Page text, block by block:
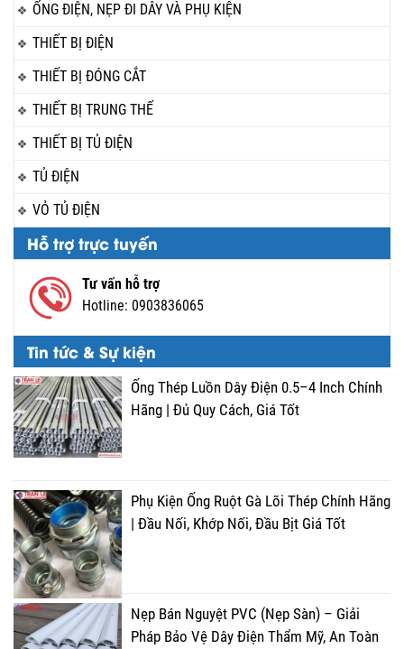
ỐNG ĐIỆN, NẸP ĐI DÂY VÀ PHỤ KIỆN
THIẾT BỊ ĐIỆN
THIẾT BỊ ĐÓNG CẮT
THIẾT BỊ TRUNG THẾ
THIẾT BỊ TỦ ĐIỆN
TỦ ĐIỆN
VỎ TỦ ĐIỆN
Hỗ trợ trực tuyến
Tư vấn hỗ trợ
Hotline: 0903836065
Tin tức & Sự kiện
Ống Thép Luồn Dây Điện 0.5–4 Inch Chính
Hãng | Đủ Quy Cách, Giá Tốt
Phụ Kiện Ống Ruột Gà Lõi Thép Chính Hãng
| Đầu Nối, Khớp Nối, Đầu Bịt Giá Tốt
Nẹp Bán Nguyệt PVC (Nẹp Sàn) – Giải
Pháp Bảo Vệ Dây Điện Thẩm Mỹ, An Toàn